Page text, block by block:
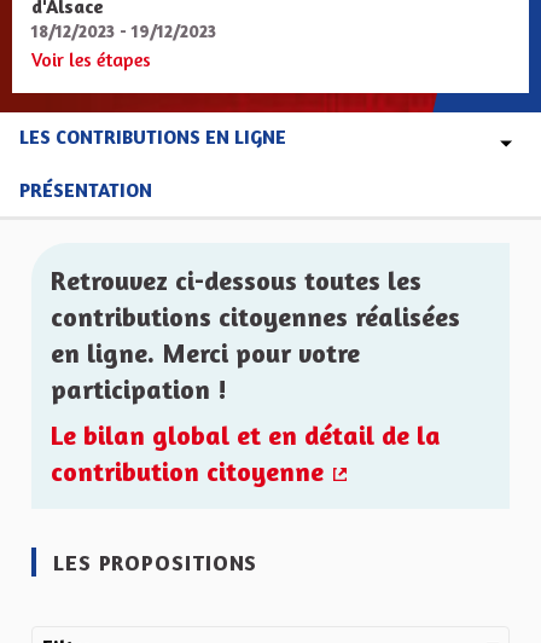
d'Alsace
18/12/2023 - 19/12/2023
Voir les étapes
LES CONTRIBUTIONS EN LIGNE
PRÉSENTATION
Retrouvez ci-dessous toutes les
contributions citoyennes réalisées
en ligne. Merci pour votre
participation !
Le bilan global et en détail de la
contribution citoyenne
LES PROPOSITIONS